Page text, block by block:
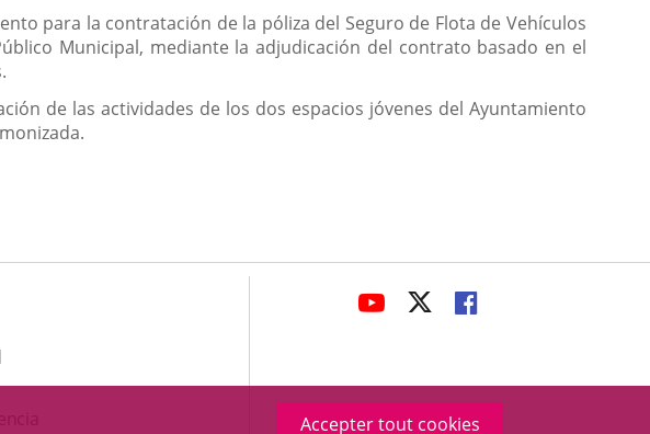
Accepter tout cookies
para la contratación de la póliza del Seguro de Flota de Vehículos
Municipal, mediante la adjudicación del contrato basado en el
de las actividades de los dos espacios jóvenes del Ayuntamiento
ENLACE
APLICACIÓN
EXTERNA.
ENLACE
APLICACIÓN
EXTERNA.
ENLACE
APLICACIÓN
EXTERNA.